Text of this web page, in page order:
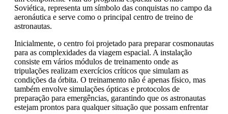
Soviética, representa um símbolo das conquistas no campo da
aeronáutica e serve como o principal centro de treino de
astronautas.
Inicialmente, o centro foi projetado para preparar cosmonautas
para as complexidades da viagem espacial. A instalação
consiste em vários módulos de treinamento onde as
tripulações realizam exercícios críticos que simulam as
condições da órbita. O treinamento não é apenas físico, mas
também envolve simulações ópticas e protocolos de
preparação para emergências, garantindo que os astronautas
estejam prontos para qualquer situação que possam enfrentar